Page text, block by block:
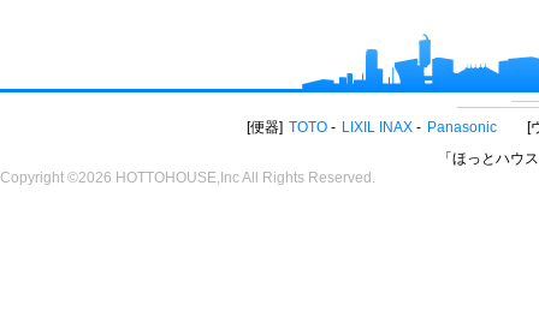
便器 TOTO LIXIL INAX Panasonic
「ほっとハウ
Copyright ©2026 HOTTOHOUSE,Inc All Rights Reserved.